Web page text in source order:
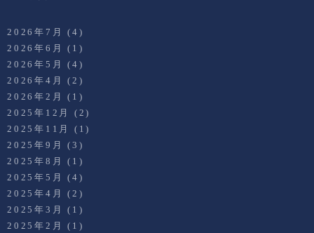
2026年7月
(4)
2026年6月
(1)
2026年5月
(4)
2026年4月
(2)
2026年2月
(1)
2025年12月
(2)
2025年11月
(1)
2025年9月
(3)
2025年8月
(1)
2025年5月
(4)
2025年4月
(2)
2025年3月
(1)
2025年2月
(1)